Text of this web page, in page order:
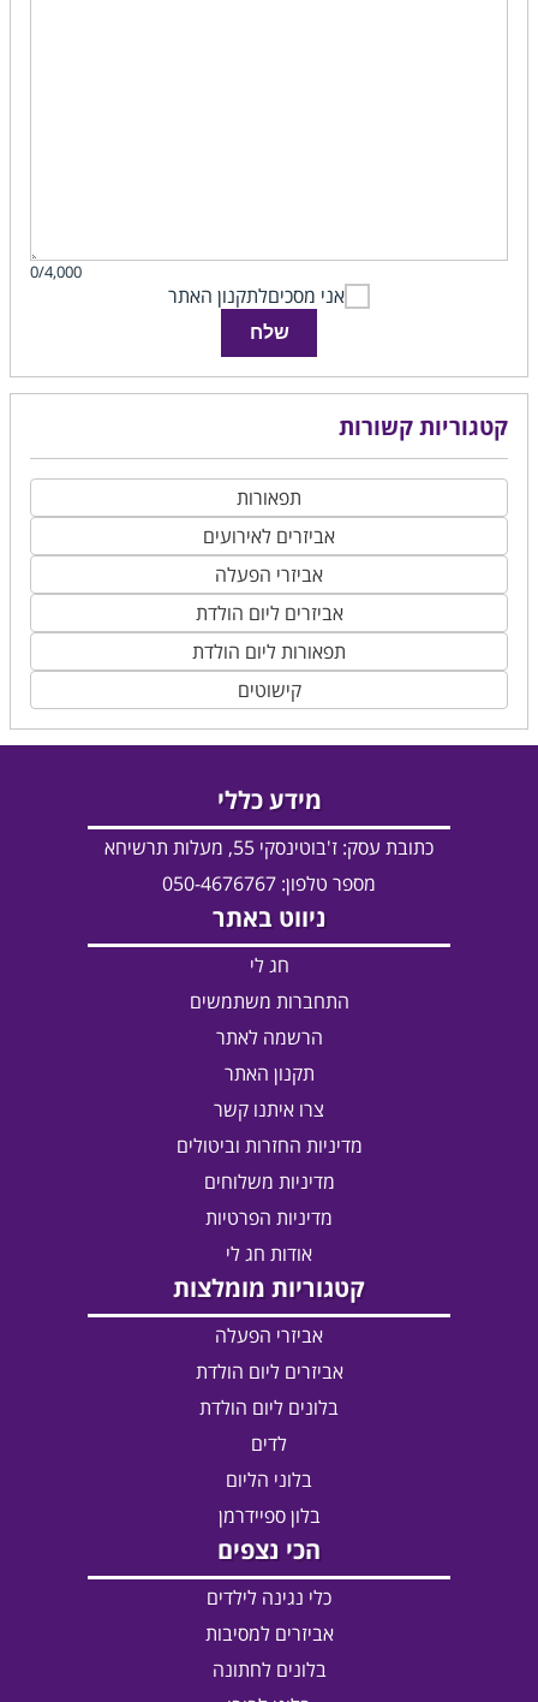
0/4,000
אני מסכיםלתקנון האתר
שלח
קטגוריות קשורות
תפאורות
אביזרים לאירועים
אביזרי הפעלה
אביזרים ליום הולדת
תפאורות ליום הולדת
קישוטים
מידע כללי
כתובת עסק: ז'בוטינסקי 55, מעלות תרשיחא
מספר טלפון: 050-4676767
ניווט באתר
חג לי
התחברות משתמשים
הרשמה לאתר
תקנון האתר
צרו איתנו קשר
מדיניות החזרות וביטולים
מדיניות משלוחים
מדיניות הפרטיות
אודות חג לי
קטגוריות מומלצות
אביזרי הפעלה
אביזרים ליום הולדת
בלונים ליום הולדת
לדים
בלוני הליום
בלון ספיידרמן
הכי נצפים
כלי נגינה לילדים
אביזרים למסיבות
בלונים לחתונה